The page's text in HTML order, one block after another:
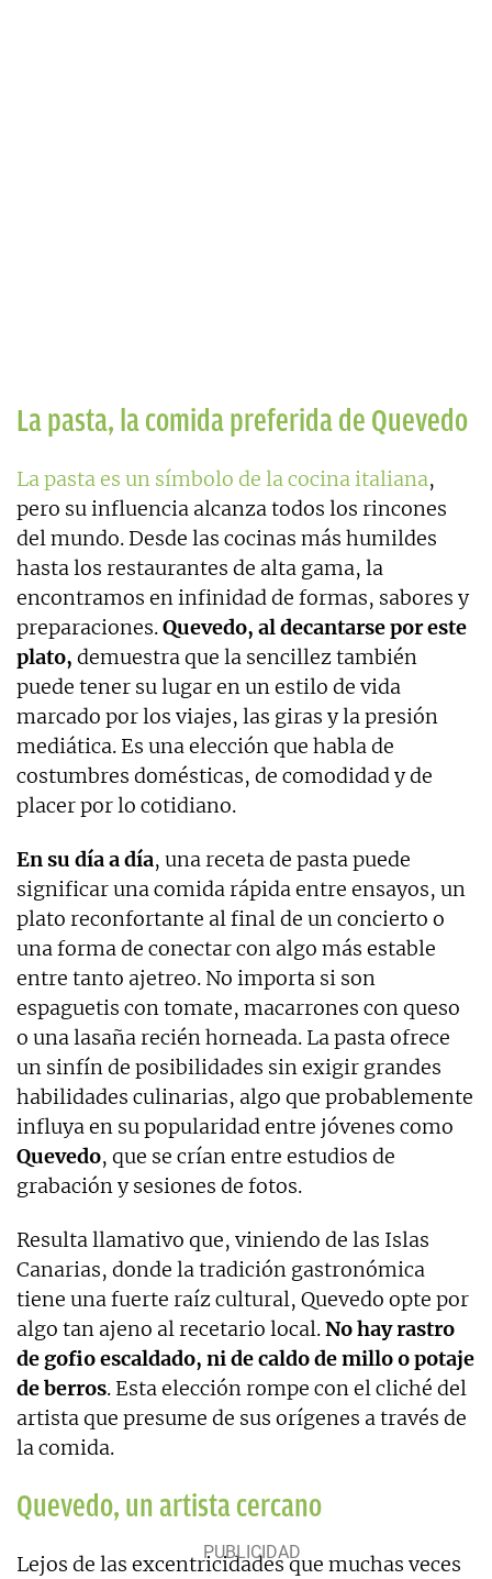
La pasta, la comida preferida de Quevedo
La pasta es un símbolo de la cocina italiana,
pero su influencia alcanza todos los rincones
del mundo. Desde las cocinas más humildes
hasta los restaurantes de alta gama, la
encontramos en infinidad de formas, sabores y
preparaciones.Quevedo, al decantarse por este
plato, demuestra que la sencillez también
puede tener su lugar en un estilo de vida
marcado por los viajes, las giras y la presión
mediática. Es una elección que habla de
costumbres domésticas, de comodidad y de
placer por lo cotidiano.
En su día a día, una receta de pasta puede
significar una comida rápida entre ensayos, un
plato reconfortante al final de un concierto o
una forma de conectar con algo más estable
entre tanto ajetreo. No importa si son
espaguetis con tomate, macarrones con queso
o una lasaña recién horneada. La pasta ofrece
un sinfín de posibilidades sin exigir grandes
habilidades culinarias, algo que probablemente
influya en su popularidad entre jóvenes como
Quevedo, que se crían entre estudios de
grabación y sesiones de fotos.
Resulta llamativo que, viniendo de las Islas
Canarias, donde la tradición gastronómica
tiene una fuerte raíz cultural, Quevedo opte por
algo tan ajeno al recetario local.No hay rastro
de gofio escaldado, ni de caldo de millo o potaje
de berros. Esta elección rompe con el cliché del
artista que presume de sus orígenes a través de
la comida.
Quevedo, un artista cercano
Lejos de las excentricidades que muchas veces